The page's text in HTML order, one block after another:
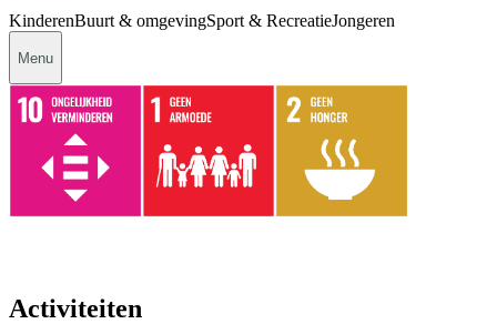
KinderenBuurt & omgevingSport & RecreatieJongeren
Menu
Activiteiten